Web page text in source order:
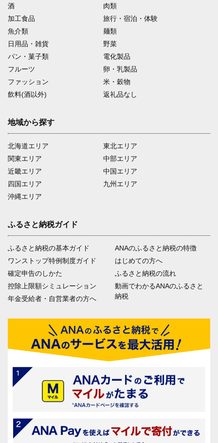
酒
肉類
加工食品
旅行・宿泊・体験
魚介類
麺類
日用品・雑貨
野菜
パン・菓子類
電化製品
フルーツ
卵・乳製品
ファッション
米・穀物
飲料(酒以外)
返礼品なし
地域から探す
北海道エリア
関東エリア
近畿エリア
四国エリア
沖縄エリア
東北エリア
中部エリア
中国エリア
九州エリア
ふるさと納税ガイド
ふるさと納税の基本ガイド
ワンストップ特例制度ガイド
確定申告のしかた
控除上限額シミュレーション
年金受給者・自営業者の方へ
ANAのふるさと納税の特徴
はじめての方へ
ふるさと納税の流れ
動画でわかるANAのふるさと
納税